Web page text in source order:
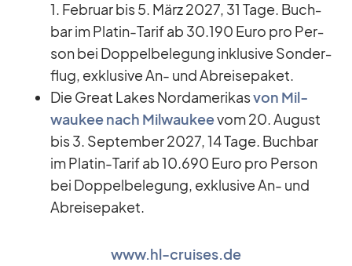
1. Fe­bruar bis 5. März 2027, 31 Tage. Buch­
bar im Pla­tin-Ta­rif ab 30.190 Euro pro Per­
son bei Dop­pel­be­le­gung in­klu­sive Son­der­
flug, ex­klu­sive An- und Ab­rei­se­pa­ket.
Die Great Lakes Nord­ame­ri­kasvon Mil­
wau­kee nach Mil­wau­keevom 20. Au­gust
bis 3. Sep­tem­ber 2027, 14 Tage. Buch­bar
im Pla­tin-Ta­rif ab 10.690 Euro pro Per­son
bei Dop­pel­be­le­gung, ex­klu­sive An- und
Ab­rei­se­pa­ket.
www.hl-cruises.de